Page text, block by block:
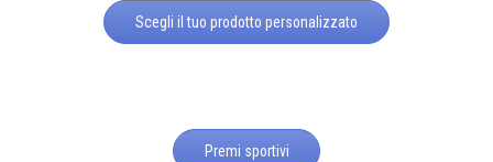
Scegli il tuo prodotto personalizzato
Premi sportivi